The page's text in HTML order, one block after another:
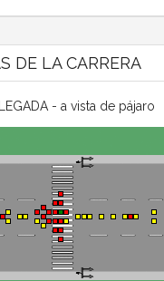
DE LA CARRERA
- a vista de pájaro